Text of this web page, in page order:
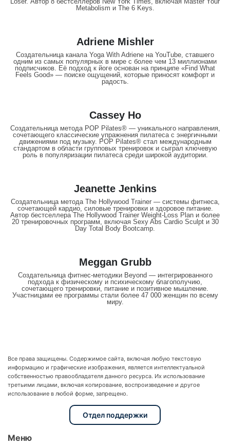
Metabolism и The 6 Keys.
Adriene Mishler
Создательница канала Yoga With Adriene на YouTube, ставшего
одним из самых популярных в мире с более чем 13 миллионами
подписчиков. Её подход к йоге основан на принципе «Find What
Feels Good» — поиске ощущений, которые приносят комфорт и
радость.
Cassey Ho
Создательница метода POP Pilates® — уникального направления,
сочетающего классические упражнения пилатеса с энергичными
движениями под музыку. POP Pilates® стал международным
стандартом в области групповых тренировок и сыграл ключевую
роль в популяризации пилатеса среди широкой аудитории.
Jeanette Jenkins
Создательница метода The Hollywood Trainer — системы фитнеса,
сочетающей кардио, силовые тренировки и здоровое питание.
Автор бестселлера The Hollywood Trainer Weight-Loss Plan и более
20 тренировочных программ, включая Sexy Abs Cardio Sculpt и 30
Day Total Body Bootcamp.
Meggan Grubb
Создательница фитнес-методики Beyond — интегрированного
подхода к физическому и психическому благополучию,
сочетающего тренировки, питание и позитивное мышление.
Участницами ее программы стали более 47 000 женщин по всему
миру.
Все права защищены. Содержимое сайта, включая любую текстовую
информацию и графические изображения, является интеллектуальной
собственностью правообладателя данного ресурса. Их использование
третьими лицами, включая копирование, воспроизведение и другое
использование в любой форме, запрещено.
Отдел поддержки
Меню